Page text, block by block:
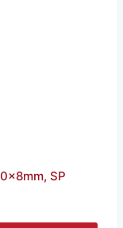
SP